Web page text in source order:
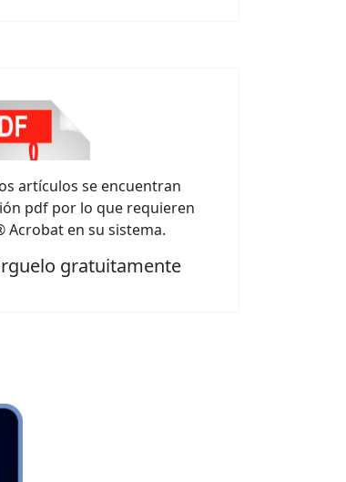
artículos se encuentran
pdf por lo que requieren
Acrobat en su sistema.
gratuitamente